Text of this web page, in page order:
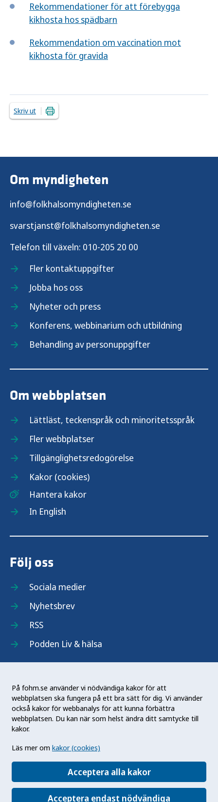
På fohm.se använder vi nödvändiga kakor för att
webbplatsen ska fungera på ett bra sätt för dig. Vi använder
också kakor för webbanalys för att kunna förbättra
webbplatsen. Du kan när som helst ändra ditt samtycke till
kakor.
Läs mer om kakor (cookies)
Acceptera alla kakor
Acceptera endast nödvändiga
Rekommendationer för att förebygga
kikhosta hos spädbarn
Rekommendation om vaccination mot
kikhosta för gravida
Skriv ut
Om myndigheten
info@folkhalsomyndigheten.se
svarstjanst@folkhalsomyndigheten.se
Telefon till växeln: 010-205 20 00
Fler kontaktuppgifter
Jobba hos oss
Nyheter och press
Konferens, webbinarium och utbildning
Behandling av personuppgifter
Om webbplatsen
Lättläst, teckenspråk och minoritetsspråk
Fler webbplatser
Tillgänglighetsredogörelse
Kakor (cookies)
Hantera kakor
In English
Följ oss
Sociala medier
Nyhetsbrev
RSS
Podden Liv & hälsa
Folkhälsomyndigheten (Fohm) är en nationell
kunskapsmyndighet som arbetar för en bättre
folkhälsa. Det gör myndigheten genom att
främja hälsa, förebygga ohälsa och skydda mot
hälsohot. Vår vision är en folkhälsa som stärker
samhällets utveckling.